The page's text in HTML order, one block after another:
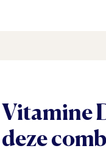
Vitamine
deze